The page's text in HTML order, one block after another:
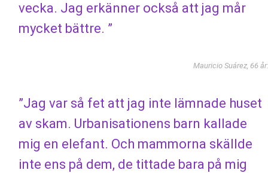
vecka. Jag erkänner också att jag mår
mycket bättre. ”
Mauricio Suárez, 66 år:
”Jag var så fet att jag inte lämnade huset
av skam. Urbanisationens barn kallade
mig en elefant. Och mammorna skällde
inte ens på dem, de tittade bara på mig